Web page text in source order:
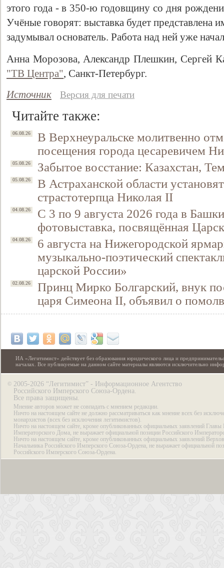
этого года - в 350-ю годовщину со дня
Учёные говорят: выставка будет представлена
задумывал основатель. Работа над ней уже
Анна Морозова, Александр Плешкин, Сергей
"ТВ Центра", Санкт-Петербург.
Источник
Версия для печати
Читайте также:
06.08.26
В Верхнеуральске молитвенно
посещения города цесаревичем
05.08.26 Забытое восстание: Казахстан,
05.08.26
В Астраханской области
страстотерпца Николая II
04.08.26
С 3 по 9 августа 2026 года в
фотовыставка, посвящённая
04.08.26
6 августа на Нижегородской
музыкально-поэтический
царской России»
02.08.26
Принц Мирко Болгарский, внук
царя Симеона II, объявил о
ИА «Легитимист» действует без образования юридического лица и
началах. Все публикуемые на данном сайте материалы являются исключительно
© 2005-2026 “Легитимист” - Информационное Агентство
Российского Имперского Союза-Ордена.
Все права защищены.
Мнение авторов может не совпадать с мнением редакции.
Ничто на настоящем сайте не должно рассматриваться как мнение всех без
монархистов (всех без исключения легитимистов).
Ничто на настоящем сайте, кроме опубликованных официальных заявлений Главы
Императорского Дома, не выражает официальной позиции Российского
Ничто на настоящем сайте, кроме опубликованных официальных заявлений
Начальника Российского Имперского Союза-Ордена, не выражает официальной
Российского Имперского Союза-Ордена.